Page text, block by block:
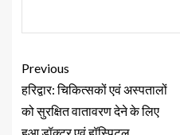
Previous
हरिद्वार: चिकित्सकों एवं अस्पतालों
को सुरक्षित वातावरण देने के लिए
हुआ डॉक्टर एवं हॉस्पिटल